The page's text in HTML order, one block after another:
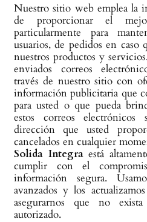
Nuestro sitio web emplea la
de proporcionar el
particularmente para
usuarios, de pedidos en caso
nuestros productos y
enviados correos
través de nuestro sitio con
información publicitaria que
para usted o que pueda
estos correos
dirección que usted
cancelados en cualquier
Solida Integraestá
cumplir con el
información segura.
avanzados y los
asegurarnos que no
autorizado.